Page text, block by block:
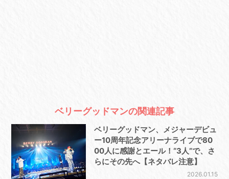
ベリーグッドマンの関連記事
ベリーグッドマン、メジャーデビュ
ー10周年記念アリーナライブで80
00人に感謝とエール！“3人”で、さ
らにその先へ【ネタバレ注意】
2026.01.15